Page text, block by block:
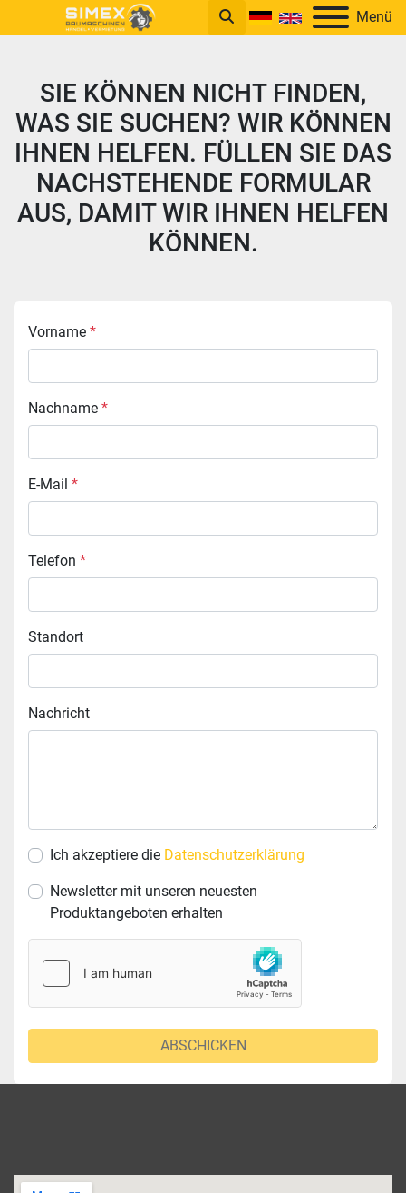
Menü
SIE KÖNNEN NICHT FINDEN,
WAS SIE SUCHEN? WIR KÖNNEN
IHNEN HELFEN. FÜLLEN SIE DAS
NACHSTEHENDE FORMULAR
AUS, DAMIT WIR IHNEN HELFEN
KÖNNEN.
Vorname *
Nachname *
E-Mail *
Telefon *
Standort
Nachricht
Ich akzeptiere die Datenschutzerklärung
Newsletter mit unseren neuesten
Produktangeboten erhalten
ABSCHICKEN